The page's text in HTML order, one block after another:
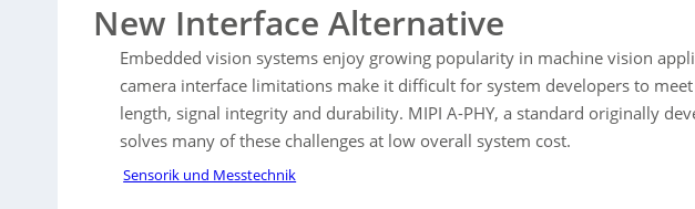
New Interface Alternative
Embedded vision systems enjoy growing popularity in machine vision
camera interface limitations make it difficult for system developers to
length, signal integrity and durability. MIPI A-PHY, a standard originally
solves many of these challenges at low overall system cost.
Sensorik und Messtechnik